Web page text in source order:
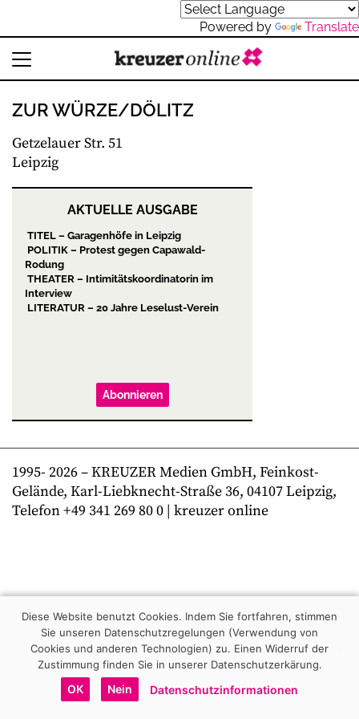
Powered by Translate
ZUR WÜRZE/DÖLITZ
Getzelauer Str. 51
Leipzig
AKTUELLE AUSGABE
TITEL – Garagenhöfe in Leipzig
POLITIK – Protest gegen Capawald-
Rodung
THEATER – Intimitätskoordinatorin im
Interview
LITERATUR – 20 Jahre Leselust-Verein
Abonnieren
1995- 2026– KREUZER Medien GmbH, Feinkost-
Gelände, Karl-Liebknecht-Straße 36, 04107 Leipzig,
Telefon +49 341 269 80 0 | kreuzer online
Diese Website benutzt Cookies. Indem Sie fortfahren, stimmen
Sie unseren Datenschutzregelungen (Verwendung von
Cookies und anderen Technologien) zu. Einen Widerruf der
Zustimmung finden Sie in unserer Datenschutzerkärung.
OK Nein Datenschutzinformationen